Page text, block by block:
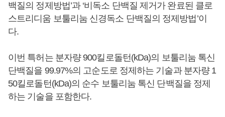
백질의 정제방법’과 ‘비독소 단백질 제거가 완료된 클로
스트리디움 보툴리눔 신경독소 단백질의 정제방법’이
다.
이번 특허는 분자량 900킬로돌턴(kDa)의 보툴리눔 톡신
단백질을 99.97%의 고순도로 정제하는 기술과 분자량 1
50킬로돌턴(kDa)의 순수 보툴리눔 톡신 단백질을 정제
하는 기술을 포함한다.